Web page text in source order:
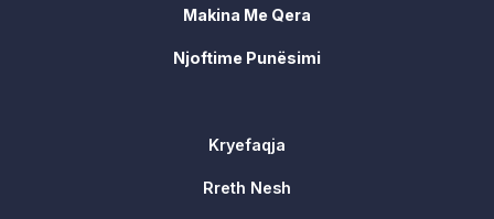
Makina Me Qera
Njoftime Punësimi
Kryefaqja
Rreth Nesh